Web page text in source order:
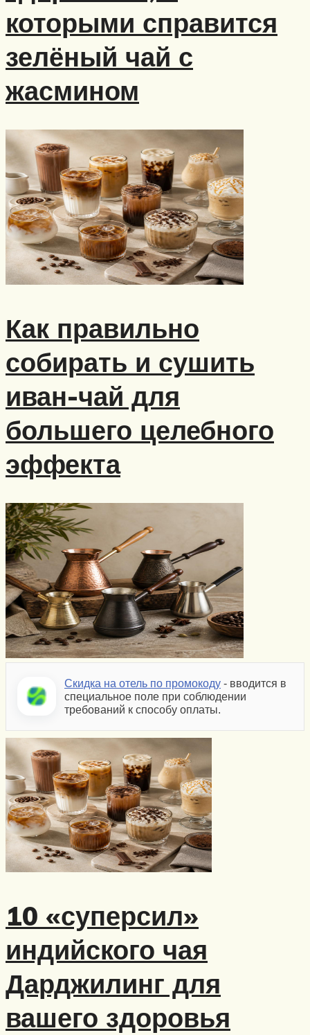
которыми справится
зелёный чай с
жасмином
Как правильно
собирать и сушить
иван-чай для
большего целебного
эффекта
Скидка на отель по промокоду - вводится в
специальное поле при соблюдении
требований к способу оплаты.
10 «суперсил»
индийского чая
Дарджилинг для
вашего здоровья